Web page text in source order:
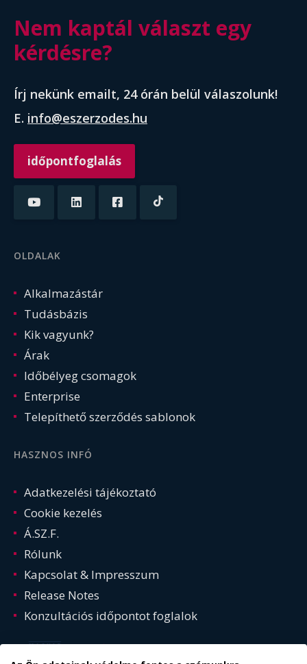
Nem kaptál választ egy
kérdésre?
Írj nekünk emailt, 24 órán belül válaszolunk!
E. info@eszerzodes.hu
időpontfoglalás
OLDALAK
Alkalmazástár
Tudásbázis
Kik vagyunk?
Árak
Időbélyeg csomagok
Enterprise
Telepíthető szerződés sablonok
HASZNOS INFÓ
Adatkezelési tájékoztató
Cookie kezelés
Á.SZ.F.
Rólunk
Kapcsolat & Impresszum
Release Notes
Konzultációs időpontot foglalok